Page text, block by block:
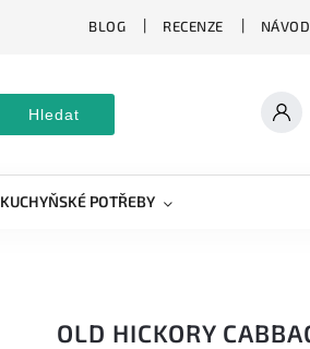
BLOG RECENZE
Hledat
KUCHYŇSKÉ POTŘEBY
OLD HICKORY